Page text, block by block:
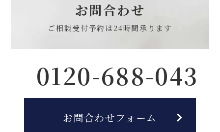
お問合わせ
ご相談受付予約は24時間承ります
0120-688-043
お問合わせフォーム